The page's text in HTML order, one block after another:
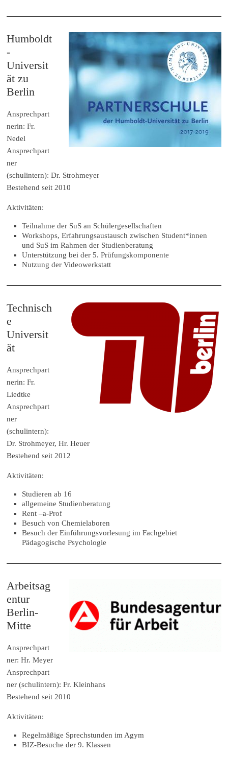
Humboldt
-
Universit
ät zu
Berlin
Ansprechpart
nerin: Fr.
Nedel
Ansprechpart
ner
(schulintern): Dr. Strohmeyer
Bestehend seit 2010
Aktivitäten:
Teilnahme der SuS an Schülergesellschaften
Workshops, Erfahrungsaustausch zwischen Student*innen
und SuS im Rahmen der Studienberatung
Unterstützung bei der 5. Prüfungskomponente
Nutzung der Videowerkstatt
Technisch
e
Universit
ät
Ansprechpart
nerin: Fr.
Liedtke
Ansprechpart
ner
(schulintern):
Dr. Strohmeyer, Hr. Heuer
Bestehend seit 2012
Aktivitäten:
Studieren ab 16
allgemeine Studienberatung
Rent –a-Prof
Besuch von Chemielaboren
Besuch der Einführungsvorlesung im Fachgebiet
Pädagogische Psychologie
Arbeitsag
entur
Berlin-
Mitte
Ansprechpart
ner: Hr. Meyer
Ansprechpart
ner (schulintern): Fr. Kleinhans
Bestehend seit 2010
Aktivitäten:
Regelmäßige Sprechstunden im Agym
BIZ-Besuche der 9. Klassen